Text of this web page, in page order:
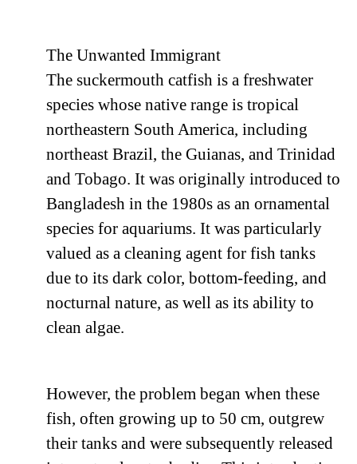
The Unwanted Immigrant
The suckermouth catfish is a freshwater
species whose native range is tropical
northeastern South America, including
northeast Brazil, the Guianas, and Trinidad
and Tobago. It was originally introduced to
Bangladesh in the 1980s as an ornamental
species for aquariums. It was particularly
valued as a cleaning agent for fish tanks
due to its dark color, bottom-feeding, and
nocturnal nature, as well as its ability to
clean algae.
However, the problem began when these
fish, often growing up to 50 cm, outgrew
their tanks and were subsequently released